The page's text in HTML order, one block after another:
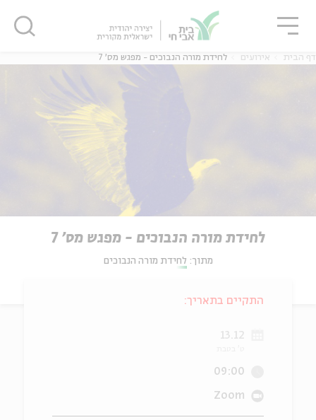
דף הבית אירועים לחידת מורה הנבוכים - מפגש מס' 7
לחידת מורה הנבוכים - מפגש מס' 7
מתוך: לחידת מורה הנבוכים
התקיים בתאריך:
13.12
09:00
Zoom
סגור